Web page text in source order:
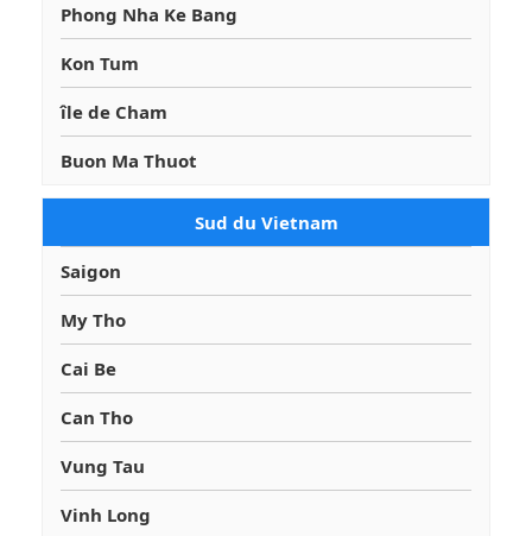
Phong Nha Ke Bang
Kon Tum
île de Cham
Buon Ma Thuot
Sud du Vietnam
Saigon
My Tho
Cai Be
Can Tho
Vung Tau
Vinh Long